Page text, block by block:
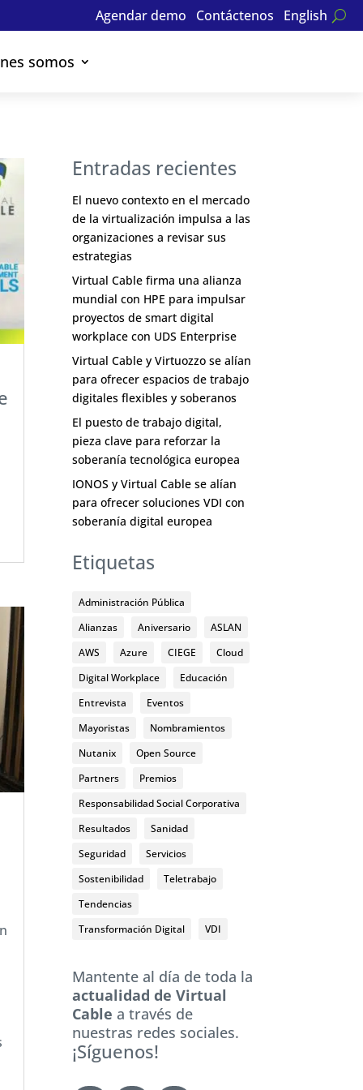
Agendar demo Contáctenos English
somos
Entradas recientes
El nuevo contexto en el mercado
de la virtualización impulsa a las
organizaciones a revisar sus
estrategias
Virtual Cable firma una alianza
mundial con HPE para impulsar
proyectos de smart digital
workplace con UDS Enterprise
Virtual Cable y Virtuozzo se alían
para ofrecer espacios de trabajo
digitales flexibles y soberanos
El puesto de trabajo digital,
pieza clave para reforzar la
soberanía tecnológica europea
IONOS y Virtual Cable se alían
para ofrecer soluciones VDI con
soberanía digital europea
Etiquetas
Administración Pública
Alianzas
Aniversario
ASLAN
AWS
Azure CIEGE
Cloud
Digital Workplace
Educación
Entrevista
Eventos
Mayoristas
Nombramientos
Nutanix
Open Source
Partners
Premios
Responsabilidad Social Corporativa
Resultados
Sanidad
Seguridad
Servicios
Sostenibilidad
Teletrabajo
Tendencias
Transformación Digital
VDI
Mantente al día de toda la
actualidad de Virtual
Cablea través de
nuestras redes sociales.
¡Síguenos!